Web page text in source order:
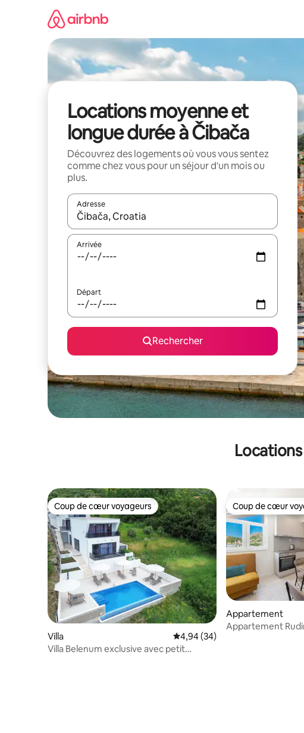
Locations moyenne et
longue durée à Čibača
Découvrez des logements où vous vous sentez
comme chez vous pour un séjour d'un mois ou
plus.
Adresse
Lorsque les résultats s'affichent, utilisez les flèches vers le
Arrivée
Départ
Rechercher
Coup de cœur voyageurs
Coup de cœur voyageurs
Villa Évaluation moyenne sur la
4,94 (34)
Villa Belenum exclusive avec petit
Coup de cœur
Coup de cœur
Appartement
Appartement